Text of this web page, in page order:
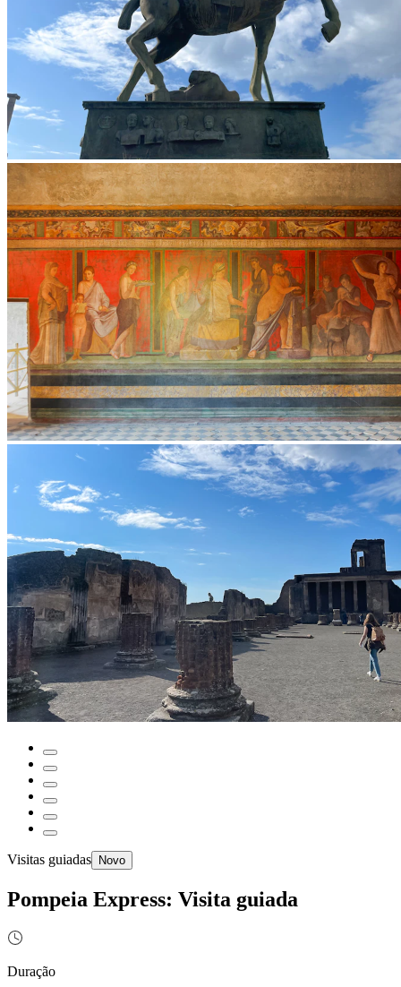
Visitas guiadas Novo
Pompeia Express: Visita guiada
Duração